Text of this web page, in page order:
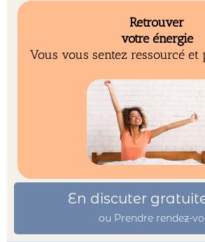
Retrouver
votre énergie
Vous vous sentez ressourcé et
En discuter
ou Prendre rendez-